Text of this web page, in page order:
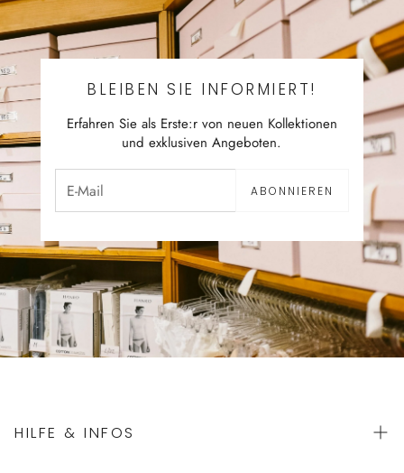
BLEIBEN SIE INFORMIERT!
Erfahren Sie als Erste:r von neuen Kollektionen
und exklusiven Angeboten.
ABONNIEREN
HILFE & INFOS